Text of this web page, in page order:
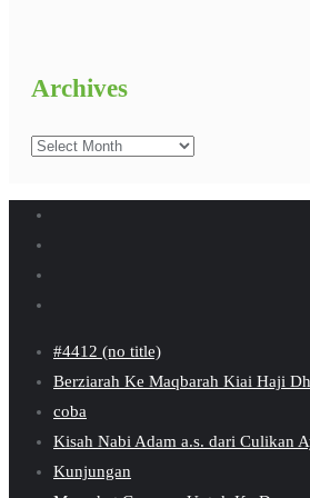
Archives
Archives
#4412 (no title)
Berziarah Ke Maqbarah Kiai Haji
coba
Kisah Nabi Adam a.s. dari Culikan
Kunjungan